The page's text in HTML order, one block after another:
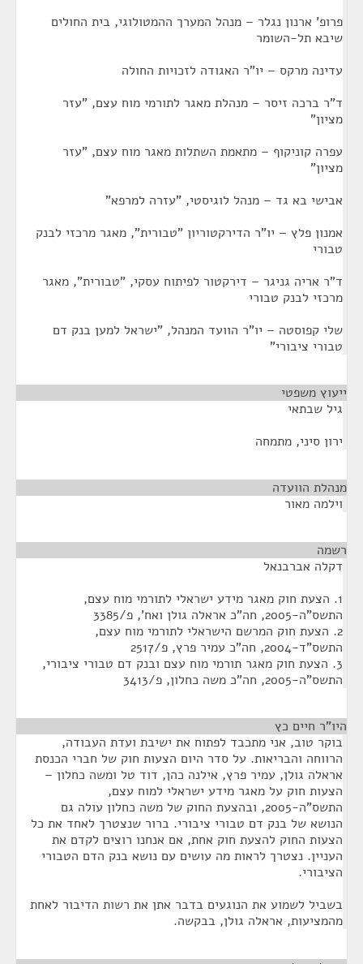
פרופ' ארנון נגלר – מנהל המערך ההמטולוגי, בית החולים
שיבא תל-השומר
עדינה מרקס – יו"ר האגודה לזכויות החולה
ד"ר ברכה זיסר – מנהלת מאגר לתורמי מוח עצם, "עזר
מציון"
עפרה קוניקוף – מתאמת השתלות מאגר מוח עצם, "עזר
מציון"
אבישי בא גד – מנהל לוגיסטי, "עזרה למרפא"
אמנון פלץ – יו"ר הדירקטוריון "טבורית", מאגר מרכזי לבנק
טבורי
ד"ר אריה גניגר – דירקטור לפיתוח עסקי, "טבורית", מאגר
מרכזי לבנק טבורי
שלי קפוסטה – יו"ר הוועד המנהל, "ישראל למען בנק דם
טבורי ציבורי"
ייעוץ משפטי
גיל שבתאי
ירון סיני, מתמחה
מנהלת הוועדה
וילמה מאור
רשמה
דקלה אברבנאל
1. הצעת חוק מאגר מידע ישראלי לתורמי מוח עצם,
התשס"ה-‏2005, חה"כ אראלה גולן ואח', פ/3385
2. הצעת חוק המרשם הישראלי לתורמי מוח עצם,
התשס"ד-2004, חה"כ עמיר פרץ, פ/2517
3. הצעת חוק מאגר תורמי מוח עצם ובנק דם טבורי ציבורי,
התשס"ה-2005, חה"כ משה כחלון, פ/3413
היו"ר חיים כץ
בוקר טוב, אני מתכבד לפתוח את ישיבת ועדת העבודה,
הרווחה והבריאות. על סדר היום הצעות חוק של חברי הכנסת
אראלה גולן, עמיר פרץ, אילנה כהן, דוד טל ומשה כחלון –
הצעות חוק על מאגר מידע ישראלי למוח עצם,
התשס"ה-2005, ובהצעת החוק של משה כחלון עולה גם
הנושא של בנק דם טבורי ציבורי. ברור שנצטרך לאחד את כל
הצעות החוק להצעת חוק אחת, אם אנחנו רוצים לקדם את
העניין. נצטרך לראות מה עושים עם נושא בנק הדם הטבורי
הציבורי.
בשביל לשמוע את הנוגעים בדבר אתן את רשות הדיבור לאחת
מהמציעות, אראלה גולן, בבקשה.